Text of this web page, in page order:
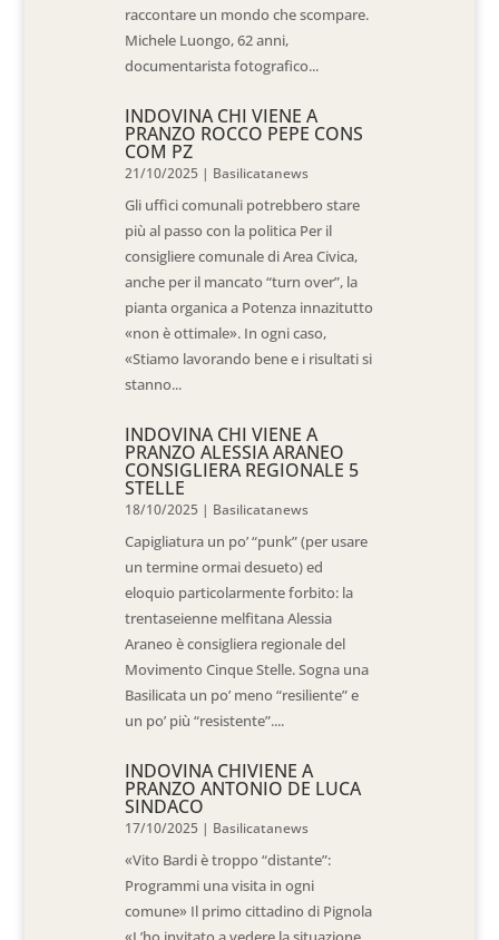
raccontare un mondo che scompare.
Michele Luongo, 62 anni,
documentarista fotografico...
INDOVINA CHI VIENE A
PRANZO ROCCO PEPE CONS
COM PZ
21/10/2025 | Basilicatanews
Gli uffici comunali potrebbero stare
più al passo con la politica Per il
consigliere comunale di Area Civica,
anche per il mancato “turn over”, la
pianta organica a Potenza innazitutto
«non è ottimale». In ogni caso,
«Stiamo lavorando bene e i risultati si
stanno...
INDOVINA CHI VIENE A
PRANZO ALESSIA ARANEO
CONSIGLIERA REGIONALE 5
STELLE
18/10/2025 | Basilicatanews
Capigliatura un po’ “punk” (per usare
un termine ormai desueto) ed
eloquio particolarmente forbito: la
trentaseienne melfitana Alessia
Araneo è consigliera regionale del
Movimento Cinque Stelle. Sogna una
Basilicata un po’ meno “resiliente” e
un po’ più “resistente”....
INDOVINA CHIVIENE A
PRANZO ANTONIO DE LUCA
SINDACO
17/10/2025 | Basilicatanews
«Vito Bardi è troppo “distante”:
Programmi una visita in ogni
comune» Il primo cittadino di Pignola